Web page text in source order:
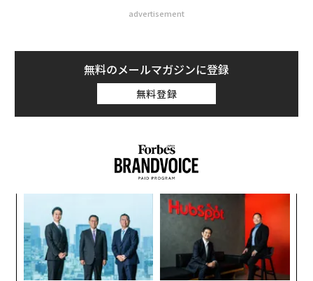
advertisement
無料のメールマガジンに登録
無料登録